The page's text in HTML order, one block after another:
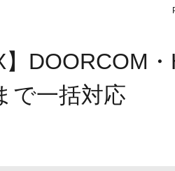
】DOORCOM
で一括対応